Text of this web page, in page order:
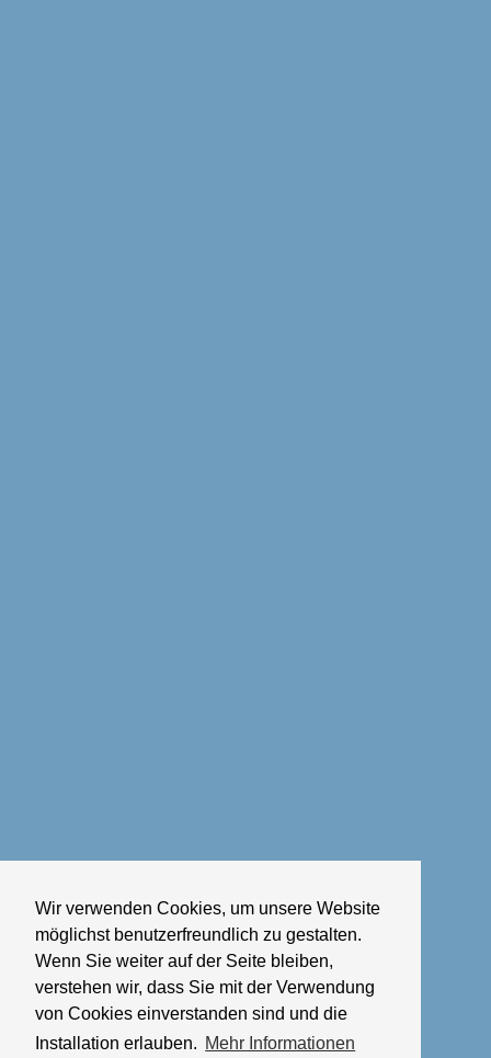
Wir verwenden Cookies, um unsere Website
möglichst benutzerfreundlich zu gestalten.
Wenn Sie weiter auf der Seite bleiben,
verstehen wir, dass Sie mit der Verwendung
von Cookies einverstanden sind und die
Installation erlauben. Mehr Informationen